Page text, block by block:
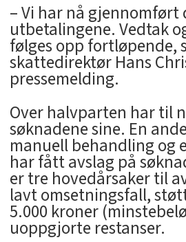
– Vi har nå gjennomført
utbetalingene. Vedtak
følges opp fortløpende,
skattedirektør Hans
pressemelding.
Over halvparten har til
søknadene sine. En
manuell behandling og
har fått avslag på
er tre hovedårsaker til
lavt omsetningsfall,
5.000 kroner
uoppgjorte restanser.